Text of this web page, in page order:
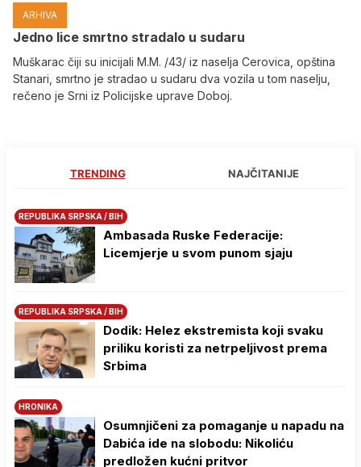
ARHIVA
Јedno lice smrtno stradalo u sudaru
Muškarac čiji su inicijali M.M. /43/ iz naselja Cerovica, opština
Stanari, smrtno je stradao u sudaru dva vozila u tom naselju,
rečeno je Srni iz Policijske uprave Doboj.
TRENDING NAJČITANIJE
REPUBLIKA SRPSKA / BIH
Ambasada Ruske Federacije:
Licemjerje u svom punom sjaju
REPUBLIKA SRPSKA / BIH
Dodik: Helez ekstremista koji svaku
priliku koristi za netrpeljivost prema
Srbima
HRONIKA
Osumnjičeni za pomaganje u napadu na
Dabića ide na slobodu: Nikoliću
predložen kućni pritvor